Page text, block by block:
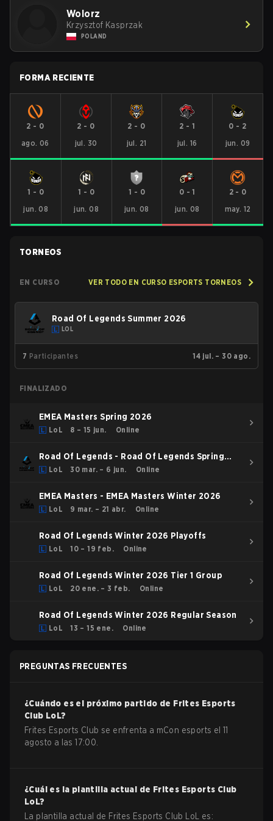
Wolorz
Krzysztof Kasprzak
POLAND
FORMA RECIENTE
2 - 0
ago. 06
2 - 0
jul. 30
2 - 0
jul. 21
2 - 1
jul. 16
0 - 2
jun. 09
1 - 0
jun. 08
1 - 0
jun. 08
1 - 0
jun. 08
0 -1
jun. 08
2- 0
may. 12
TORNEOS
EN CURSO VER TODO EN CURSO ESPORTS TORNEOS
Road Of Legends Summer 2026
LOL
7 Participantes 14 jul. – 30 ago.
FINALIZADO
EMEA Masters Spring 2026
LoL 8 – 15 jun. Online
Road Of Legends - Road Of Legends Spring
2026
LoL 30 mar. – 6 jun. Online
EMEA Masters - EMEA Masters Winter 2026
LoL 9 mar. – 21 abr. Online
Road Of Legends Winter 2026 Playoffs
LoL 10 – 19 feb. Online
Road Of Legends Winter 2026 Tier 1 Group
LoL 20 ene. – 3 feb. Online
Road Of Legends Winter 2026 Regular Season
LoL 13 – 15 ene. Online
PREGUNTAS FRECUENTES
¿Cuándo es el próximo partido de Frites Esports
Club LoL?
Frites Esports Club se enfrenta a mCon esports el 11
agosto a las 17:00.
¿Cuál es la plantilla actual de Frites Esports Club
LoL?
La plantilla actual de Frites Esports Club LoL es: